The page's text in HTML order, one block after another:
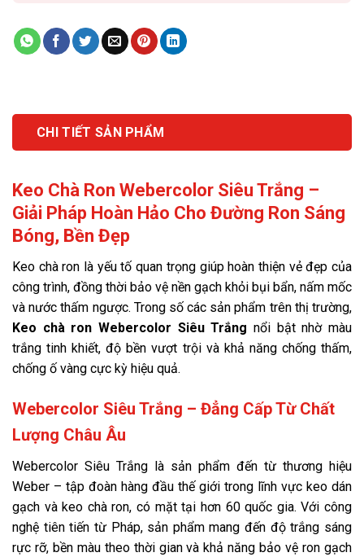
CHI TIẾT SẢN PHẨM
Keo Chà Ron Webercolor Siêu Trắng –
Giải Pháp Hoàn Hảo Cho Đường Ron Sáng
Bóng, Bền Đẹp
Keo chà ron là yếu tố quan trọng giúp hoàn thiện vẻ đẹp của
công trình, đồng thời bảo vệ nền gạch khỏi bụi bẩn, nấm mốc
và nước thấm ngược. Trong số các sản phẩm trên thị trường,
Keo chà ron Webercolor Siêu Trắng nổi bật nhờ màu
trắng tinh khiết, độ bền vượt trội và khả năng chống thấm,
chống ố vàng cực kỳ hiệu quả.
Webercolor Siêu Trắng – Đẳng Cấp Từ Chất
Lượng Châu Âu
Webercolor Siêu Trắng là sản phẩm đến từ thương hiệu
Weber – tập đoàn hàng đầu thế giới trong lĩnh vực keo dán
gạch và keo chà ron, có mặt tại hơn 60 quốc gia. Với công
nghệ tiên tiến từ Pháp, sản phẩm mang đến độ trắng sáng
rực rỡ, bền màu theo thời gian và khả năng bảo vệ ron gạch